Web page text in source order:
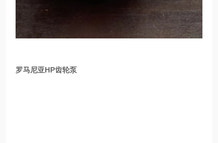
罗马尼亚HP齿轮泵